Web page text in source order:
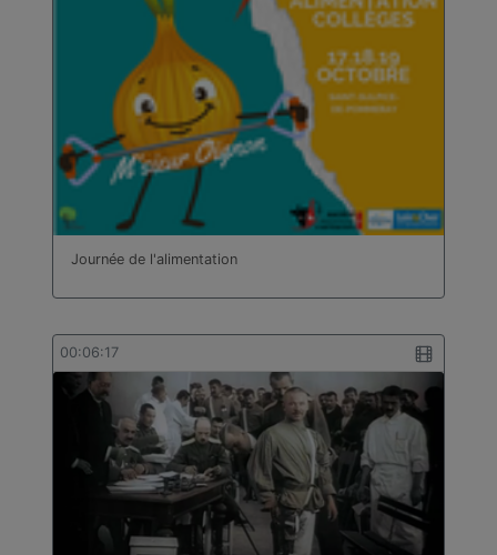
Journée de l'alimentation
00:06:17